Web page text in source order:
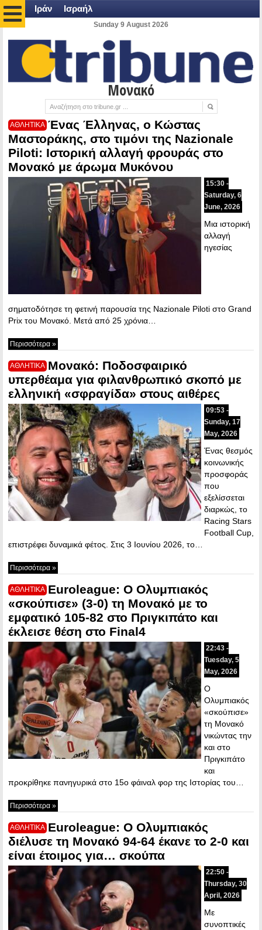
Ιράν Ισραήλ
Sunday 9 August 2026
Μονακό
ΑΘΛΗΤΙΚΑ Ένας Έλληνας, ο Κώστας
Μαστοράκης, στο τιμόνι της Nazionale
Piloti: Ιστορική αλλαγή φρουράς στο
Μονακό με άρωμα Μυκόνου
15:30 -
Saturday, 6
June, 2026
Μια ιστορική
αλλαγή
ηγεσίας
σηματοδότησε τη φετινή παρουσία της Nazionale Piloti στο Grand
Prix του Μονακό. Μετά από 25 χρόνια…
Περισσότερα »
ΑΘΛΗΤΙΚΑ Μονακό: Ποδοσφαιρικό
υπερθέαμα για φιλανθρωπικό σκοπό με
ελληνική «σφραγίδα» στους αιθέρες
09:53 -
Sunday, 17
May, 2026
Ένας θεσμός
κοινωνικής
προσφοράς
που
εξελίσσεται
διαρκώς, το
Racing Stars
Football Cup,
επιστρέφει δυναμικά φέτος. Στις 3 Ιουνίου 2026, το…
Περισσότερα »
ΑΘΛΗΤΙΚΑ Euroleague: Ο Ολυμπιακός
«σκούπισε» (3-0) τη Μονακό με το
εμφατικό 105-82 στο Πριγκιπάτο και
έκλεισε θέση στο Final4
22:43 -
Tuesday, 5
May, 2026
Ο
Ολυμπιακός
«σκούπισε»
τη Μονακό
νικώντας την
και στο
Πριγκιπάτο
και
προκρίθηκε πανηγυρικά στο 15ο φάιναλ φορ της Ιστορίας του…
Περισσότερα »
ΑΘΛΗΤΙΚΑ Euroleague: Ο Ολυμπιακός
διέλυσε τη Μονακό 94-64 έκανε το 2-0 και
είναι έτοιμος για… σκούπα
22:50 -
Thursday, 30
April, 2026
Με
συνοπτικές